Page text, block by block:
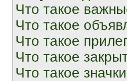
Что такое
Что такое
Что такое
Что такое
Что такое